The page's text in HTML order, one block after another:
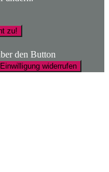
zu!
den Button
Einwilligung widerrufen